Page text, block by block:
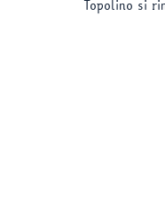
Topolino si